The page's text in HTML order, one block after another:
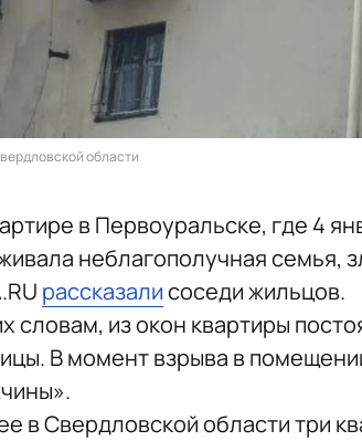
области
в Первоуральске, где 4
неблагополучная семья,
рассказалисоседи жильцов.
словам, из окон квартиры
В момент взрыва в
в Свердловской области три